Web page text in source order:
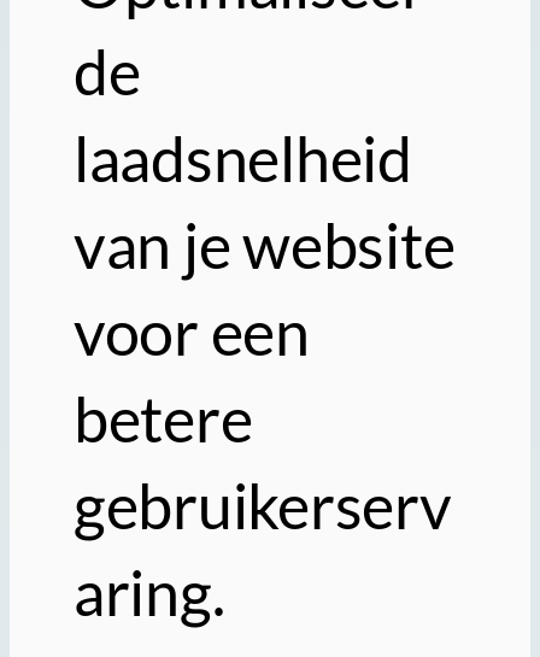
de
laadsnelheid
van je website
voor een
betere
gebruikerserv
aring.